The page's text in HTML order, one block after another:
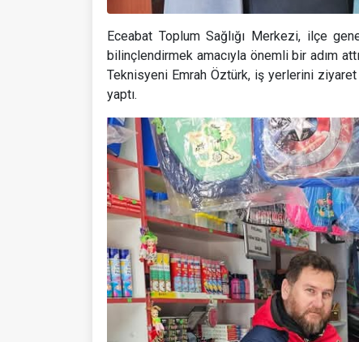
Eceabat Toplum Sağlığı Merkezi, ilçe
bilinçlendirmek amacıyla önemli bir adım
Teknisyeni Emrah Öztürk, iş yerlerini
yaptı.